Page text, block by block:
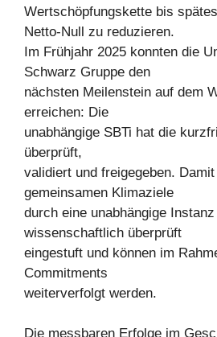
Wertschöpfungskette bis
Netto-Null zu reduzieren.
Im Frühjahr 2025 konnten die
Schwarz Gruppe den
nächsten Meilenstein auf dem
erreichen: Die
unabhängige SBTi hat die
überprüft,
validiert und freigegeben.
gemeinsamen Klimaziele
durch eine unabhängige
wissenschaftlich überprüft
eingestuft und können im
Commitments
weiterverfolgt werden.
Die messbaren Erfolge im